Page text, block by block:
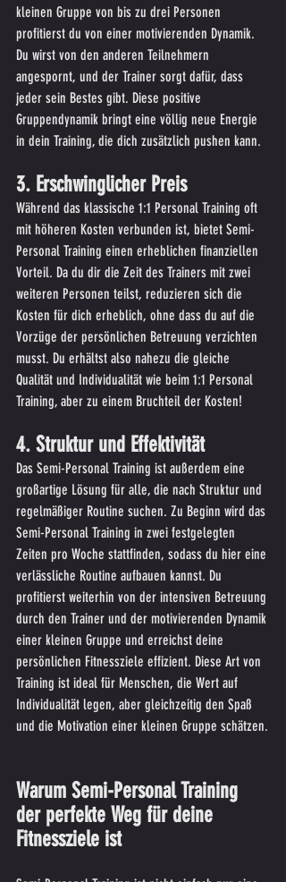
kleinen Gruppe von bis zu drei Personen
profitierst du von einer motivierenden Dynamik.
Du wirst von den anderen Teilnehmern
angespornt, und der Trainer sorgt dafür, dass
jeder sein Bestes gibt. Diese positive
Gruppendynamik bringt eine völlig neue Energie
in dein Training, die dich zusätzlich pushen kann.
3. Erschwinglicher Preis
Während das klassische 1:1 Personal Training oft
mit höheren Kosten verbunden ist, bietet Semi-
Personal Training einen erheblichen finanziellen
Vorteil. Da du dir die Zeit des Trainers mit zwei
weiteren Personen teilst, reduzieren sich die
Kosten für dich erheblich, ohne dass du auf die
Vorzüge der persönlichen Betreuung verzichten
musst. Du erhältst also nahezu die gleiche
Qualität und Individualität wie beim 1:1 Personal
Training, aber zu einem Bruchteil der Kosten!
4. Struktur und Effektivität
Das Semi-Personal Training ist außerdem eine
großartige Lösung für alle, die nach Struktur und
regelmäßiger Routine suchen. Zu Beginn wird das
Semi-Personal Training in zwei festgelegten
Zeiten pro Woche stattfinden, sodass du hier eine
verlässliche Routine aufbauen kannst. Du
profitierst weiterhin von der intensiven Betreuung
durch den Trainer und der motivierenden Dynamik
einer kleinen Gruppe und erreichst deine
persönlichen Fitnessziele effizient. Diese Art von
Training ist ideal für Menschen, die Wert auf
Individualität legen, aber gleichzeitig den Spaß
und die Motivation einer kleinen Gruppe schätzen.
Warum Semi-Personal Training
der perfekte Weg für deine
Fitnessziele ist